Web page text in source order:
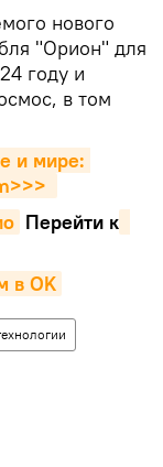
нового
"Орион" для
году и
в том
и мире:
Перейти к
в OK